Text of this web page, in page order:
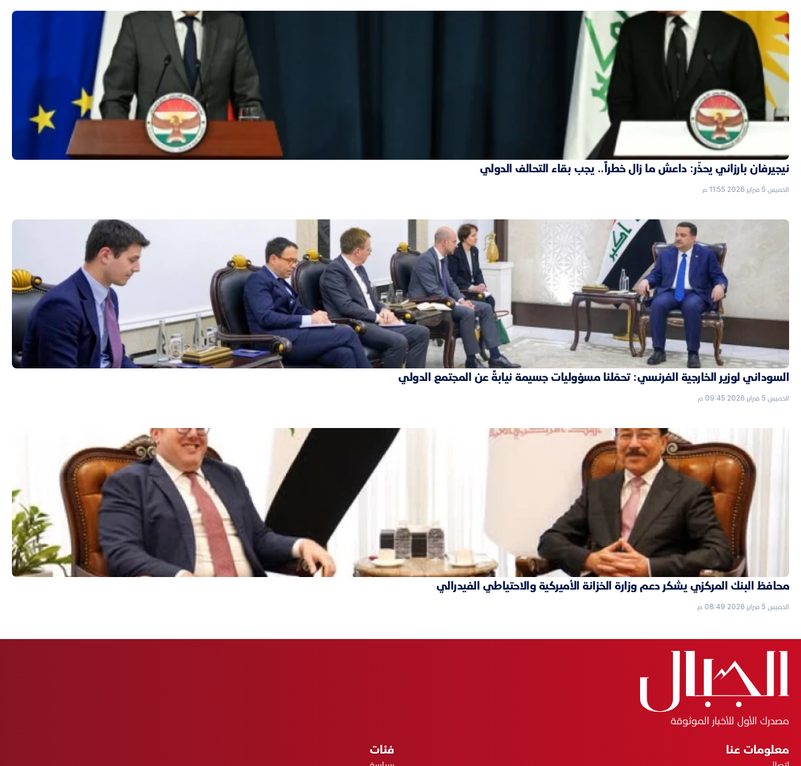
نيجيرفان بارزاني يحذّر: داعش ما زال خطراً.. يجب بقاء التحالف الدولي
الخميس 5 فبراير 2026 11:55 م
السوداني لوزير الخارجية الفرنسي: تحمّلنا مسؤوليات جسيمة نيابةً عن المجتمع الدولي
الخميس 5 فبراير 2026 09:45 م
محافظ البنك المركزي يشكر دعم وزارة الخزانة الأميركية والاحتياطي الفيدرالي
الخميس 5 فبراير 2026 08:49 م
مصدرك الأول للأخبار الموثوقة
معلومات عنا فئات